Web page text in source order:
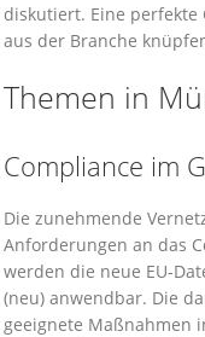
diskutiert. Eine perfekte
aus der Branche
Themen in
Compliance im
Die zunehmende
Anforderungen an das
werden die neue EU-
(neu) anwendbar. Die
geeignete Maßnahmen